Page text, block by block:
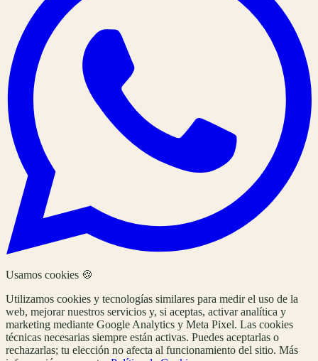
Usamos cookies 🍪
Utilizamos cookies y tecnologías similares para medir el uso de la
web, mejorar nuestros servicios y, si aceptas, activar analítica y
marketing mediante Google Analytics y Meta Pixel. Las cookies
técnicas necesarias siempre están activas. Puedes aceptarlas o
rechazarlas; tu elección no afecta al funcionamiento del sitio. Más